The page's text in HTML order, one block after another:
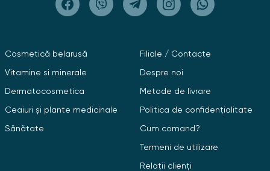
Cosmetică belarusă
Vitamine si minerale
Dermatocosmetica
Ceaiuri și plante medicinale
Sănătate
Filiale / Contacte
Despre noi
Metode de livrare
Politica de confidențialitate
Cum comand?
Termeni de utilizare
Relații clienți